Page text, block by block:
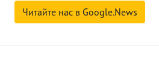
Читайте нас в Google.News